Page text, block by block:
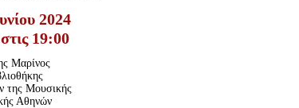
2024
19:00
Μαρίνος
της Μουσικής
Αθηνών